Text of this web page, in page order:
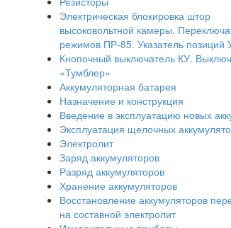
Электрическая блокировка штор
высоковольтной камеры.
режимов ПР-85. Указатель позиций
Кнопочный выключатель КУ.
«Тумблер»
Аккумуляторная батарея
Назначение и конструкция
Введение в эксплуатацию новых
Эксплуатация щелочных
Электролит
Заряд аккумуляторов
Разряд аккумуляторов
Хранение аккумуляторов
Восстановление аккумуляторов
на составной электролит